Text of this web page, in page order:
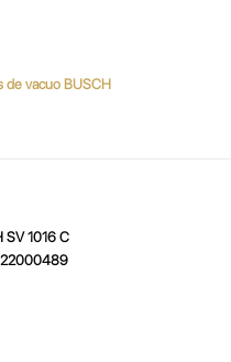
de vacuo BUSCH
SV 1016 C